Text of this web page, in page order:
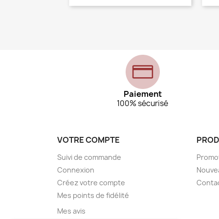
Paiement
100% sécurisé
VOTRE COMPTE
Suivi de commande
Connexion
Créez votre compte
Mes points de fidélité
Mes avis